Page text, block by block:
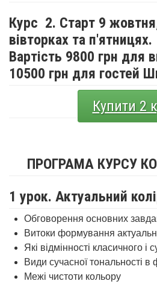
Курс 2. Старт 9
вівторках та п'ятницях.
Вартість 9800 грн для
10500 грн для гостей
Купити 2
ПРОГРАМА КУРСУ
1 урок. Актуальний
Обговорення основних
Витоки формування
Які відмінності класичного і
Види сучасної тональності в
Межі чистоти кольору